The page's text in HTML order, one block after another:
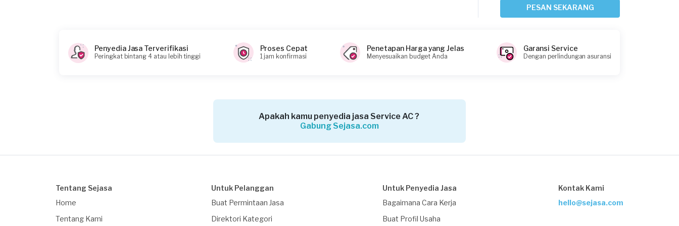
Request Fulfilled
Dio Fajrie Fadlullah requested Service
Depok, Jawa Barat
PESAN SEKARANG
Penyedia Jasa Terverifikasi
Peringkat bintang 4 atau lebih tinggi
Proses Cepat
1 jam konfirmasi
Penetapan Harga yang Jelas
Menyesuaikan budget Anda
Garansi Service
Dengan perlindungan asuransi
Apakah kamu penyedia jasa Service AC ?
Gabung Sejasa.com
Tentang Sejasa
Home
Tentang Kami
Untuk Pelanggan
Buat Permintaan Jasa
Direktori Kategori
Untuk Penyedia Jasa
Bagaimana Cara Kerja
Buat Profil Usaha
Kontak Kami
hello@sejasa.com